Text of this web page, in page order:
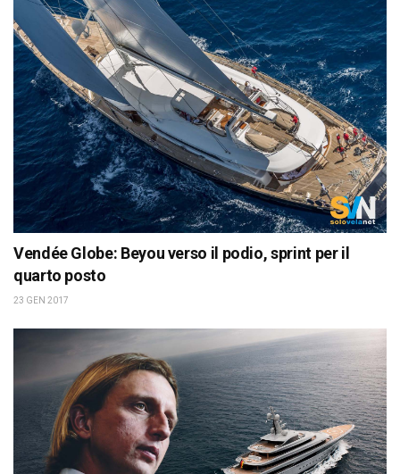
Vendée Globe: Beyou verso il podio, sprint per il
quarto posto
23 GEN 2017